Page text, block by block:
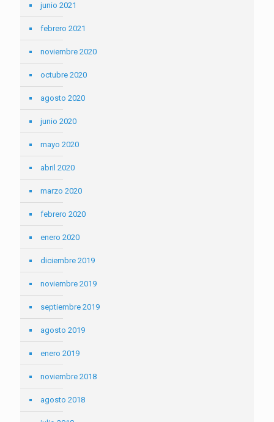
junio 2021
febrero 2021
noviembre 2020
octubre 2020
agosto 2020
junio 2020
mayo 2020
abril 2020
marzo 2020
febrero 2020
enero 2020
diciembre 2019
noviembre 2019
septiembre 2019
agosto 2019
enero 2019
noviembre 2018
agosto 2018